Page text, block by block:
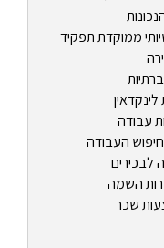
ממוקדת תפקיד
עבודה
העבודה
לבכירים
השמה
שכר